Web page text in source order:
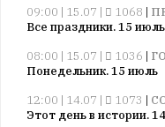
09:00 | 15.07 |
1068 |
Все праздники. 15 июль
08:00 | 15.07 |
1036 |
Понедельник. 15 июль
12:00 | 14.07 |
1073 |
Этот день в истории.